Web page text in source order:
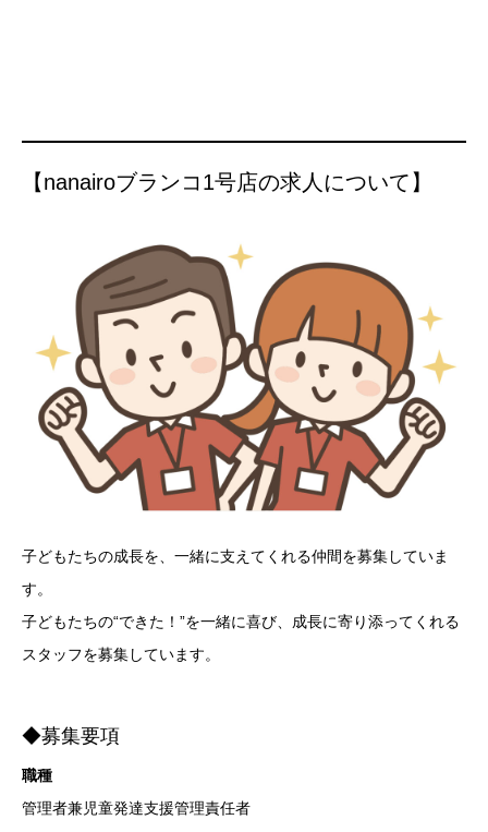
【nanairoブランコ1号店の求人について】
子どもたちの成長を、一緒に支えてくれる仲間を募集していま
す。
子どもたちの“できた！”を一緒に喜び、成長に寄り添ってくれる
スタッフを募集しています。
◆募集要項
職種
管理者兼児童発達支援管理責任者